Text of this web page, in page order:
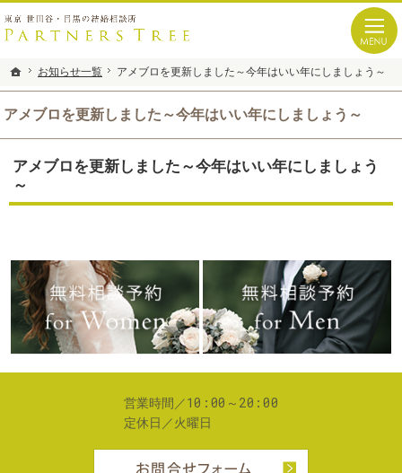
ホーム
お知らせ一覧 アメブロを更新しました～今年はいい年にしましょう～
アメブロを更新しました～今年はいい年にしましょう～
仲間、家族のように寄り添う。東京 世田谷・目黒の結婚相談所なら当相談所へ。
世田谷・目黒の結婚相談所なら、あなたの出会いを誠心誠意サポート｜Partners
アメブロを更新しました～今年はいい年にしましょう
～
ホーム
お知らせ一覧 アメブロを更新しました～今年はいい年にしましょう～
営業時間／10:00～20:00
定休日／火曜日